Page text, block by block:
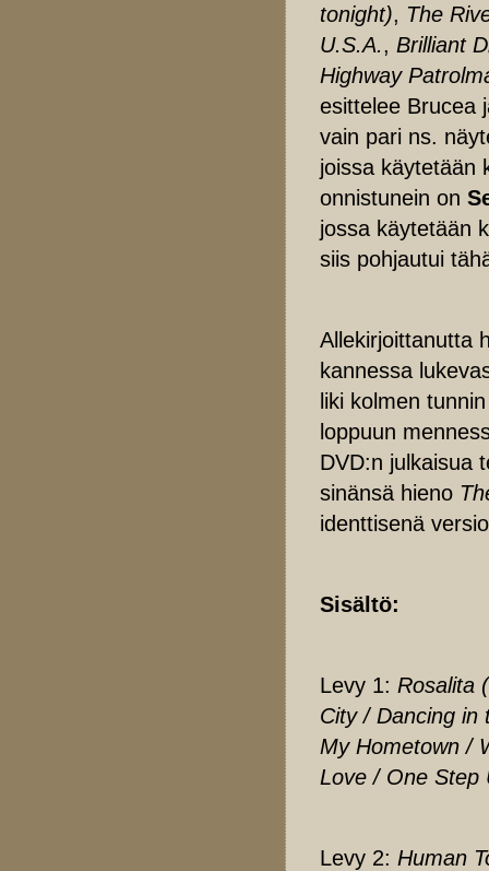
tonight), The
U.S.A., Brilliant
Highway
esittelee Brucea
vain pari ns.
joissa käytetään
onnistunein on
jossa käytetään
siis pohjautui
Allekirjoittanutta
kannessa
liki kolmen
loppuun
DVD:n julkaisua
sinänsä hieno
identtisenä
Sisältö:
Levy 1: Rosalita
City / Dancing
My Hometown /
Love / One Step
Levy 2: Human